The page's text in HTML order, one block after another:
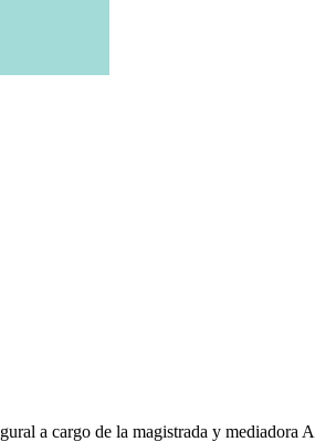
a cargo de la magistrada y mediadora